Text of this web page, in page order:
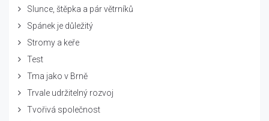
Slunce, štěpka a pár větrníků
Spánek je důležitý
Stromy a keře
Test
Tma jako v Brně
Trvale udržitelný rozvoj
Tvořivá společnost